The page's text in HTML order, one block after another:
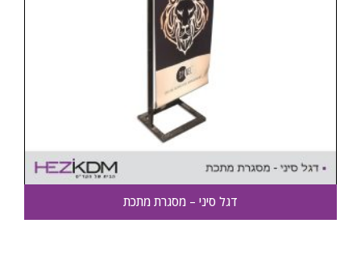
דגל סיני – מסגרת מתכת